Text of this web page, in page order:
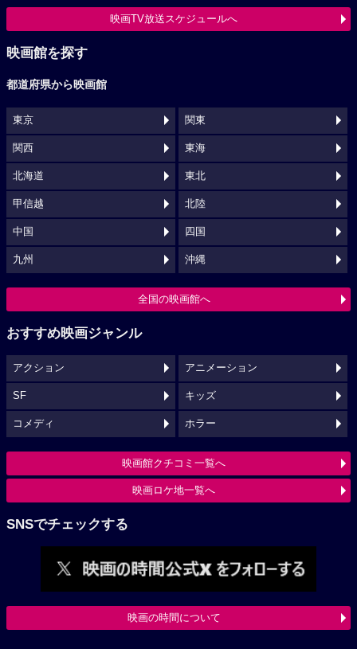
映画TV放送スケジュールへ
映画館を探す
都道府県から映画館
東京 関東
関西 東海
北海道 東北
甲信越 北陸
中国 四国
九州 沖縄
全国の映画館へ
おすすめ映画ジャンル
アクション アニメーション
SF キッズ
コメディ ホラー
映画館クチコミ一覧へ
映画ロケ地一覧へ
SNSでチェックする
映画の時間について